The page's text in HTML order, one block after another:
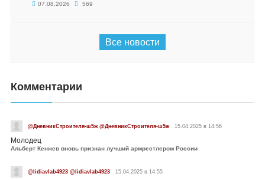
07.08.2026 569
Все новости
Комментарии
@ДневникСтроителя-ш5ж @ДневникСтроителя-ш5ж 15.04.2025 в 14:56
Молодец
Альберт Кенжев вновь признан лучший армрестлером России
@lidiavlab4923 @lidiavlab4923 15.04.2025 в 14:55